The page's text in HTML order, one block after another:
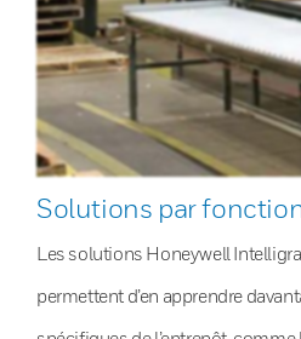
Solutions par
Les solutions Honeywell
permettent d’en apprendre